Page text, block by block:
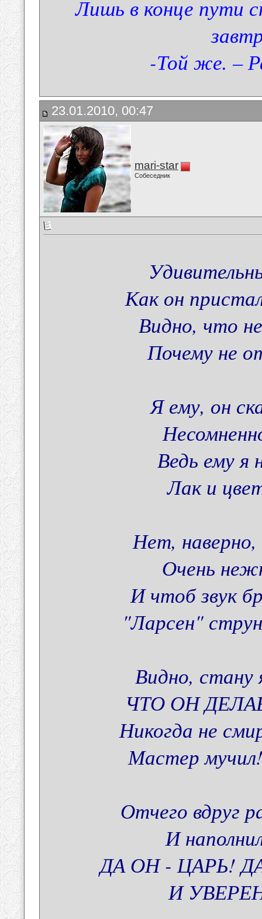
Лишь в конце пути
-Той же. –
23.01.2010, 00:47
mari-star
Собеседник
Как он
Видно, что
Почему не
Я ему, он
Ведь ему я
Лак и
Нет,
Очень
И чтоб звук
"Ларсен"
Видно, стану
ЧТО ОН
Никогда не
Мастер
Отчего вдруг
И
ДА ОН - ЦАРЬ!
И